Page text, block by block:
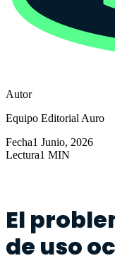
Autor
Equipo Editorial Auro
Fecha1 Junio, 2026
Lectura1 MIN
El
de uso